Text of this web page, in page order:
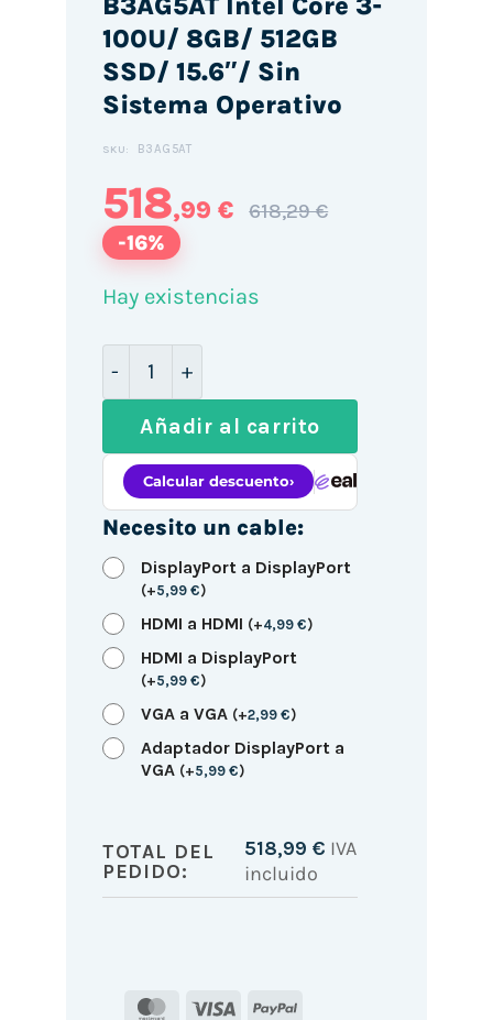
100U/ 8GB/ 512GB
SSD/ 15.6″/ Sin
Sistema Operativo
SKU: B3AG5AT
518,99 € 618,29 €
-16%
Hay existencias
Portátil HP 250R G9 B3AG5AT Intel
Añadir al carrito
Necesito un cable:
DisplayPort a DisplayPort
(+5,99 €)
HDMI a HDMI (+4,99 €)
HDMI a DisplayPort
(+5,99 €)
VGA a VGA (+2,99 €)
Adaptador DisplayPort a
VGA (+5,99 €)
TOTAL DEL
PEDIDO:
518,99 € IVA
incluido
MasterCard
Visa
PayPal